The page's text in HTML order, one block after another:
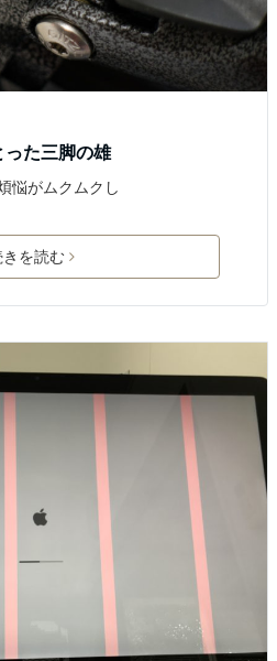
た三脚の雄
悩がムクムクし
きを読む